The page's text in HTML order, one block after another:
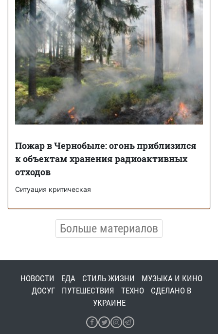
Пожар в Чернобыле: огонь приблизился
к объектам хранения радиоактивных
отходов
Ситуация критическая
Больше материалов
НОВОСТИ ЕДА СТИЛЬ ЖИЗНИ
МУЗЫКА И КИНО
ДОСУГ
ПУТЕШЕСТВИЯ ТЕХНО
СДЕЛАНО В
УКРАИНЕ